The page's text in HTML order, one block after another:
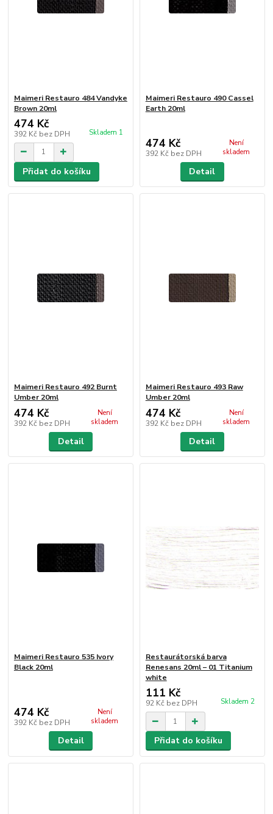
Maimeri Restauro 484 Vandyke
Brown 20ml
474 Kč
392 Kč bez DPH Skladem 1
Přidat do košíku
Maimeri Restauro 490 Cassel
Earth 20ml
474 Kč
392 Kč bez DPH
Není
skladem
Detail
Maimeri Restauro 492 Burnt
Umber 20ml
474 Kč
392 Kč bez DPH
Není
skladem
Detail
Maimeri Restauro 493 Raw
Umber 20ml
474 Kč
392 Kč bez DPH
Není
skladem
Detail
Maimeri Restauro 535 Ivory
Black 20ml
474 Kč
392 Kč bez DPH
Není
skladem
Detail
Restaurátorská barva
Renesans 20ml – 01 Titanium
white
111 Kč
92 Kč bez DPH Skladem 2
Přidat do košíku